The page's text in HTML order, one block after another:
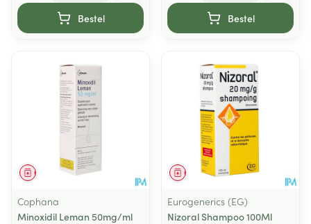
Bestel Bestel
Geneesmiddel
Cophana
Minoxidil Leman 50mg/ml
Geneesmiddel
Eurogenerics (EG)
Nizoral Shampoo 100Ml